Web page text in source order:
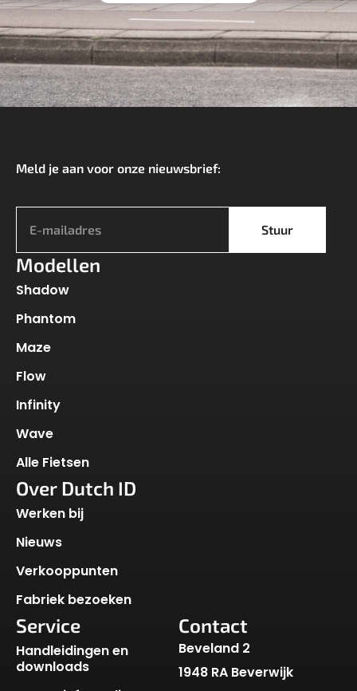
Meld je aan voor onze nieuwsbrief:
Stuur
Modellen
Shadow
Phantom
Maze
Flow
Infinity
Wave
Alle Fietsen
Over Dutch ID
Werken bij
Nieuws
Verkooppunten
Fabriek bezoeken
Service
Handleidingen en
downloads
Contact
Beveland 2
1948 RA Beverwijk